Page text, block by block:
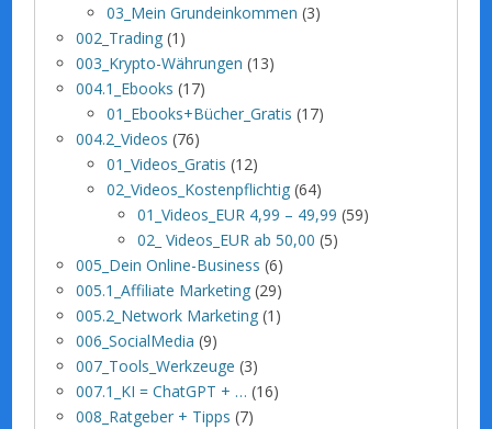
03_Mein Grundeinkommen (3)
002_Trading (1)
003_Krypto-Währungen (13)
004.1_Ebooks (17)
01_Ebooks+Bücher_Gratis (17)
004.2_Videos (76)
01_Videos_Gratis (12)
02_Videos_Kostenpflichtig (64)
01_Videos_EUR 4,99 – 49,99 (59)
02_ Videos_EUR ab 50,00 (5)
005_Dein Online-Business (6)
005.1_Affiliate Marketing (29)
005.2_Network Marketing (1)
006_SocialMedia (9)
007_Tools_Werkzeuge (3)
007.1_KI = ChatGPT + … (16)
008_Ratgeber + Tipps (7)